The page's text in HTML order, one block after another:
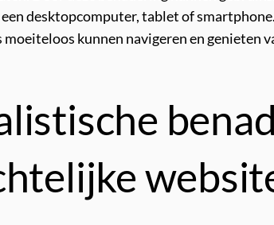
desktopcomputer, tablet of
kunnen navigeren en genieten